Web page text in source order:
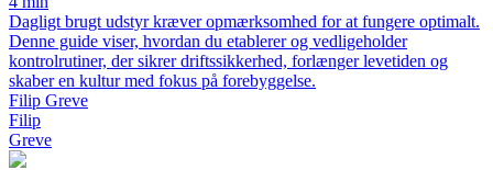
Dagligt brugt udstyr kræver opmærksomhed for at fungere optimalt.
Denne guide viser, hvordan du etablerer og vedligeholder
kontrolrutiner, der sikrer driftssikkerhed, forlænger levetiden og
skaber en kultur med fokus på forebyggelse.
Filip Greve
Filip
Greve